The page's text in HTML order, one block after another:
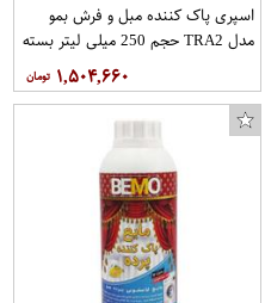
اسپری پاک کننده مبل و فرش بمو
مدل TRA2 حجم 250 میلی لیتر بسته
۱,۵۰۴,۶۶۰